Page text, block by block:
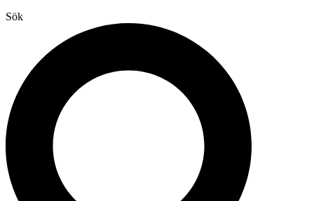
Sök